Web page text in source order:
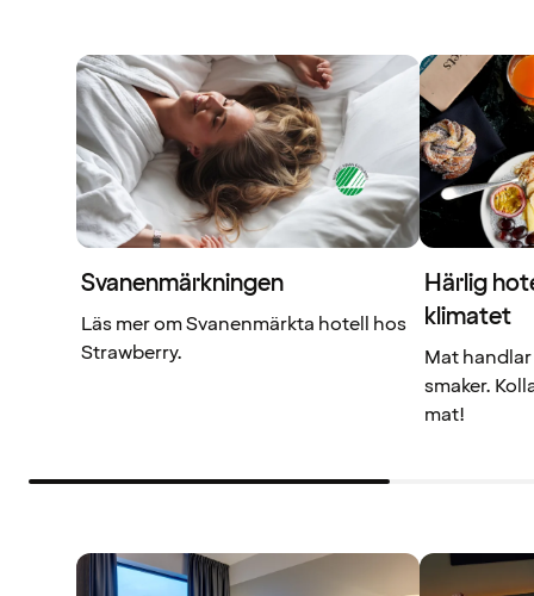
Svanenmärkningen
Läs mer om Svanenmärkta hotell hos
Strawberry.
Härlig
klimatet
Mat
smaker.
mat!